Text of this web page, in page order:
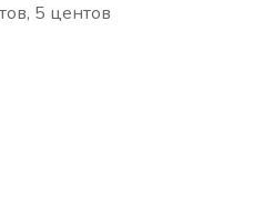
, 5 центов